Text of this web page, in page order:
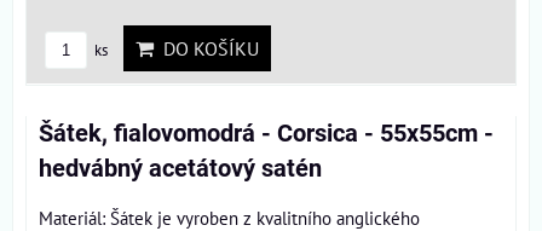
ks DO KOŠÍKU
Šátek, fialovomodrá - Corsica - 55x55cm -
hedvábný acetátový satén
Materiál: Šátek je vyroben z kvalitního anglického